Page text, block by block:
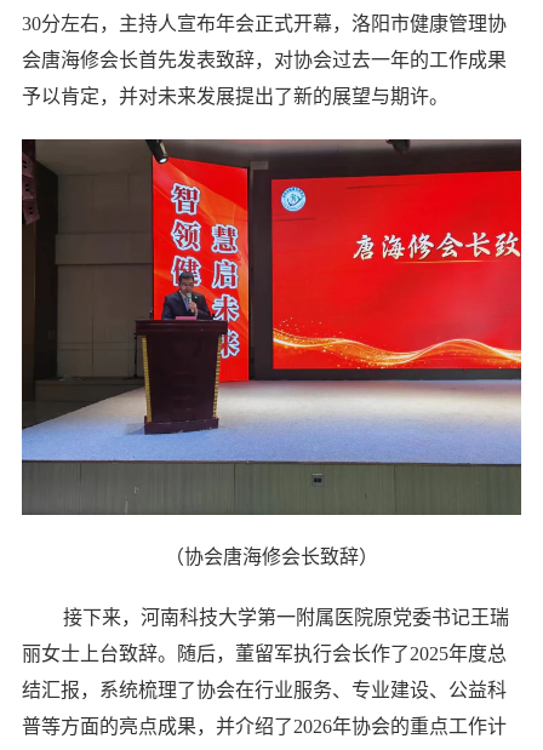
30分左右，主持人宣布年会正式开幕，洛阳市健康管理协
会唐海修会长首先发表致辞，对协会过去一年的工作成果
予以肯定，并对未来发展提出了新的展望与期许。
（协会唐海修会长致辞）
接下来，河南科技大学第一附属医院原党委书记王瑞
丽女士上台致辞。随后，董留军执行会长作了2025年度总
结汇报，系统梳理了协会在行业服务、专业建设、公益科
普等方面的亮点成果，并介绍了2026年协会的重点工作计